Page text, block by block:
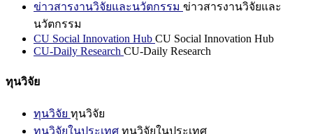
ข่าวสารงานวิจัยและนวัตกรรม ข่าวสารงานวิจัยและ
นวัตกรรม
CU Social Innovation Hub CU Social Innovation Hub
CU-Daily Research CU-Daily Research
ทุนวิจัย
ทุนวิจัย ทุนวิจัย
ทุนวิจัยในประเทศ ทุนวิจัยในประเทศ